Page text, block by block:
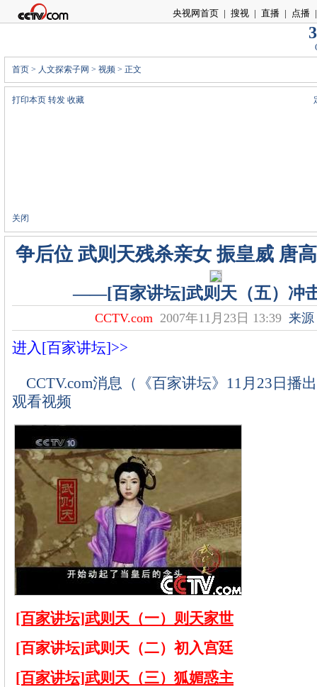
央视网首页 | 搜视 | 直播 | 点播 |
首页 > 人文探索子网 > 视频 > 正文
打印本页 转发 收藏
关闭
争后位 武则天残杀亲女 振皇威 唐
――[百家讲坛]武则天（五）冲
CCTV.com 2007年11月23日 13:39来
进入[百家讲坛]>>
CCTV.com消息（《百家讲坛》11月23日
观看视频
[百家讲坛]武则天（一）则天家世
[百家讲坛]武则天（二）初入宫廷
[百家讲坛]武则天（三）狐媚惑主